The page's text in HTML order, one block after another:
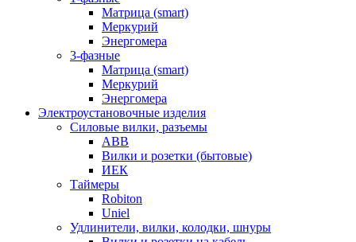
Матрица (smart)
Меркурий
Энергомера
3-фазные
Матрица (smart)
Меркурий
Энергомера
Электроустановочные изделия
Силовые вилки, разъемы
ABB
Вилки и розетки (бытовые)
ИЕК
Таймеры
Robiton
Uniel
Удлинители, вилки, колодки, шнуры